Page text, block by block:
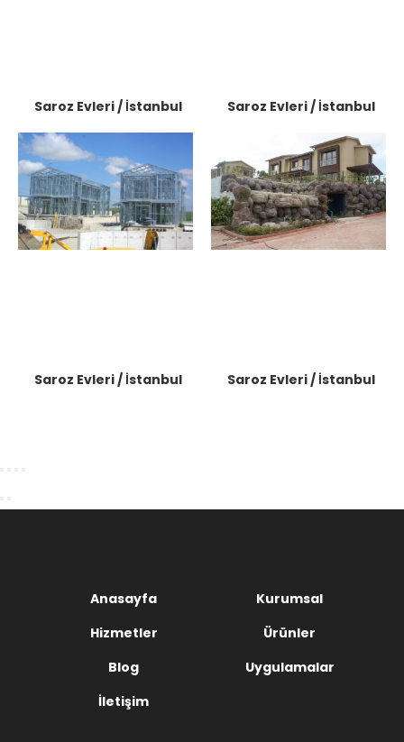
Saroz Evleri / İstanbul Saroz Evleri / İstanbul
Saroz Evleri / İstanbul Saroz Evleri / İstanbul
Anasayfa
Kurumsal
Hizmetler
Ürünler
Blog
Uygulamalar
İletişim